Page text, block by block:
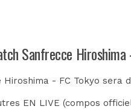
Sanfrecce Hiroshima
- FC Tokyo sera
EN LIVE (compos